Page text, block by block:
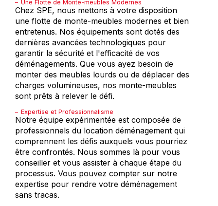
Une Flotte de Monte-meubles Modernes
Chez SPE, nous mettons à votre disposition
une flotte de monte-meubles modernes et bien
entretenus. Nos équipements sont dotés des
dernières avancées technologiques pour
garantir la sécurité et l'efficacité de vos
déménagements. Que vous ayez besoin de
monter des meubles lourds ou de déplacer des
charges volumineuses, nos monte-meubles
sont prêts à relever le défi.
Expertise et Professionnalisme
Notre équipe expérimentée est composée de
professionnels du location déménagement qui
comprennent les défis auxquels vous pourriez
être confrontés. Nous sommes là pour vous
conseiller et vous assister à chaque étape du
processus. Vous pouvez compter sur notre
expertise pour rendre votre déménagement
sans tracas.